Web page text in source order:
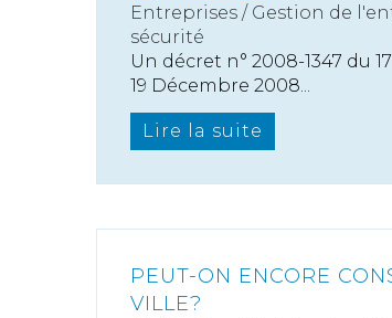
Entreprises / Gestion de
sécurité
Un décret n° 2008-1347 du
19 Décembre 2008...
Lire la suite
PEUT-ON ENCORE
VILLE?